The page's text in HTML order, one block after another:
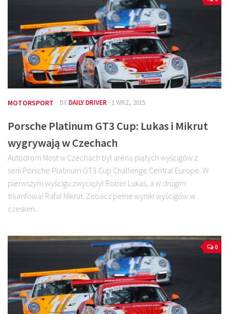
MOTORSPORT · BY DAILY DRIVER · 1 WRZ, 2015
Porsche Platinum GT3 Cup: Lukas i Mikrut
wygrywają w Czechach
Autodrom Most w Czechach był areną piątych wyścigów z
serii Porsche Platinum GT3 Cup Challenge Central Europe. W
pierwszym wyścigu zwyciężył Rober Lukas, a w drugim
triumfował Rafał Mikrut. Zobacz pełne wyniki wyścigów w
czeskim...
0